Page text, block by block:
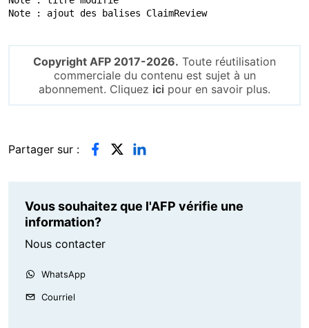
Note : ajout des balises ClaimReview
Copyright AFP 2017-2026. Toute réutilisation
commerciale du contenu est sujet à un
abonnement. Cliquez ici pour en savoir plus.
Partager sur :
Vous souhaitez que l'AFP vérifie une
information?
Nous contacter
WhatsApp
Courriel